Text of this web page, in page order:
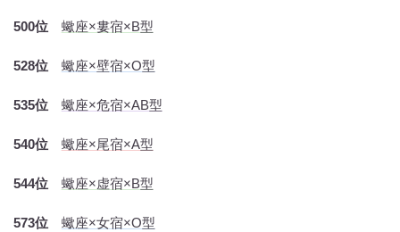
500位 蠍座×婁宿×B型
528位 蠍座×壁宿×O型
535位 蠍座×危宿×AB型
540位 蠍座×尾宿×A型
544位 蠍座×虚宿×B型
573位 蠍座×女宿×O型